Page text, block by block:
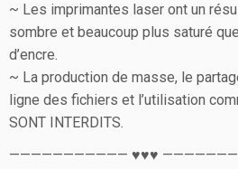
~ Les imprimantes laser ont un
sombre et beaucoup plus saturé
d’encre.
~ La production de masse, le
ligne des fichiers et l’utilisation
SONT INTERDITS.
——————————— ♥♥♥